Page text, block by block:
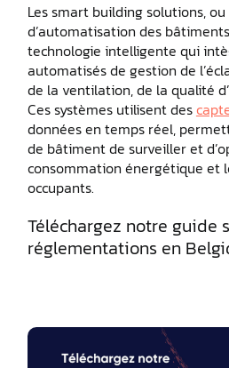
Les smart building solutions,
d’automatisation des
technologie intelligente qui
automatisés de gestion de
de la ventilation, de la qualité
Ces systèmes utilisent des
données en temps réel,
de bâtiment de surveiller et
consommation énergétique et
occupants.
Téléchargez notre guide
réglementations en